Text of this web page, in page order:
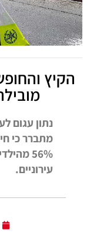
הקיץ
נתון עגום
מתברר כי
56%
עירוניים.